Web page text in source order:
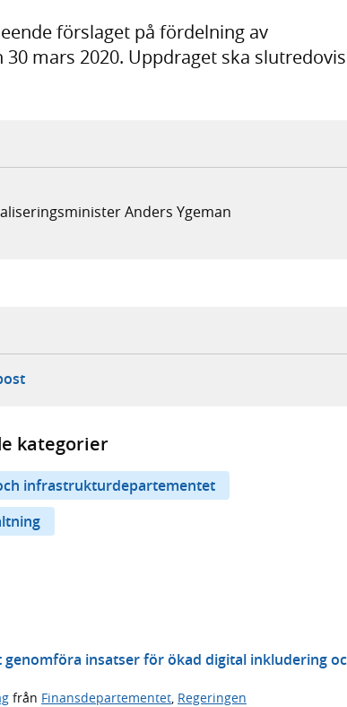
förslaget på fördelning av
mars 2020. Uppdraget ska
Anders Ygeman
webbplats,
i ny flik, extern webbplats,
- öppnar din e-postklient,
kategorier
infrastrukturdepartementet
insatser för ökad digital inkludering
från Finansdepartementet Regeringen